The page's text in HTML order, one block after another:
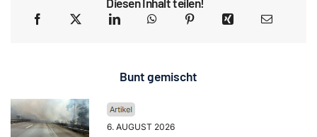
Diesen Inhalt teilen!
Bunt gemischt
6. AUGUST 2026